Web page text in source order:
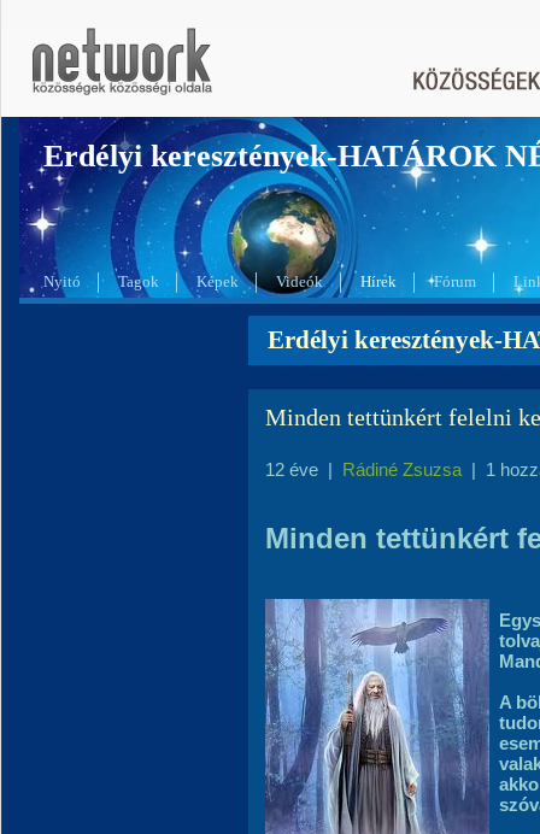
Erdélyi keresztények-HATÁROK
Nyitó Tagok Képek Videók Hírek Fórum
Erdélyi keresztények-
Minden tettünkért felelni
12 éve | Rádiné Zsuzsa | 1
Minden tettünkért
A